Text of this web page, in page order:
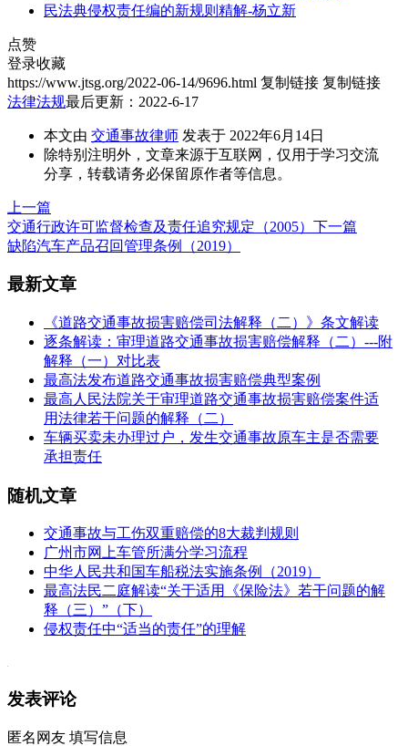
民法典侵权责任编的新规则精解-杨立新
点赞
登录收藏
https://www.jtsg.org/2022-06-14/9696.html 复制链接 复制链接
法律法规最后更新：2022-6-17
本文由 交通事故律师 发表于 2022年6月14日
除特别注明外，文章来源于互联网，仅用于学习交流
分享，转载请务必保留原作者等信息。
上一篇
交通行政许可监督检查及责任追究规定（2005） 下一篇
缺陷汽车产品召回管理条例（2019）
最新文章
《道路交通事故损害赔偿司法解释（二）》条文解读
逐条解读：审理道路交通事故损害赔偿解释（二）---附
解释（一）对比表
最高法发布道路交通事故损害赔偿典型案例
最高人民法院关于审理道路交通事故损害赔偿案件适
用法律若干问题的解释（二）
车辆买卖未办理过户，发生交通事故原车主是否需要
承担责任
随机文章
交通事故与工伤双重赔偿的8大裁判规则
广州市网上车管所满分学习流程
中华人民共和国车船税法实施条例（2019）
最高法民二庭解读“关于适用《保险法》若干问题的解
释（三）”（下）
侵权责任中“适当的责任”的理解
发表评论
匿名网友 填写信息